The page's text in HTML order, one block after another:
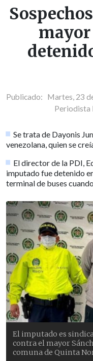
mayor
Publicado: Martes, 23
Periodista
Se trata de Dayonis
venezolana, quien se
El director de la PDI,
imputado fue detenido
terminal de buses
El imputado es
contra el mayor
comuna de Quinta